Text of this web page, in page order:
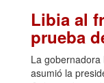
Libia al
prueba
La
asumió la